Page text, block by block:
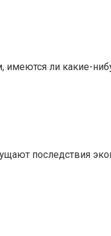
имеются ли какие-
последствия